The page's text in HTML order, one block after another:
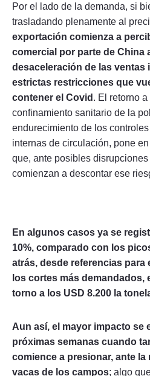
Por el lado de la demanda, si
trasladando plenamente al
exportación comienza a
comercial por parte de China
desaceleración de las ventas
estrictas restricciones que
contener el Covid . El retorno
confinamiento sanitario de la
endurecimiento de los
internas de circulación, pone
que, ante posibles
comienzan a descontar ese
En algunos casos ya se
10%, comparado con los
atrás, desde referencias para
los cortes más demandados,
torno a los USD 8.200 la
Aun así, el mayor impacto se
próximas semanas cuando
comience a presionar, ante
vacas de los campos; algo